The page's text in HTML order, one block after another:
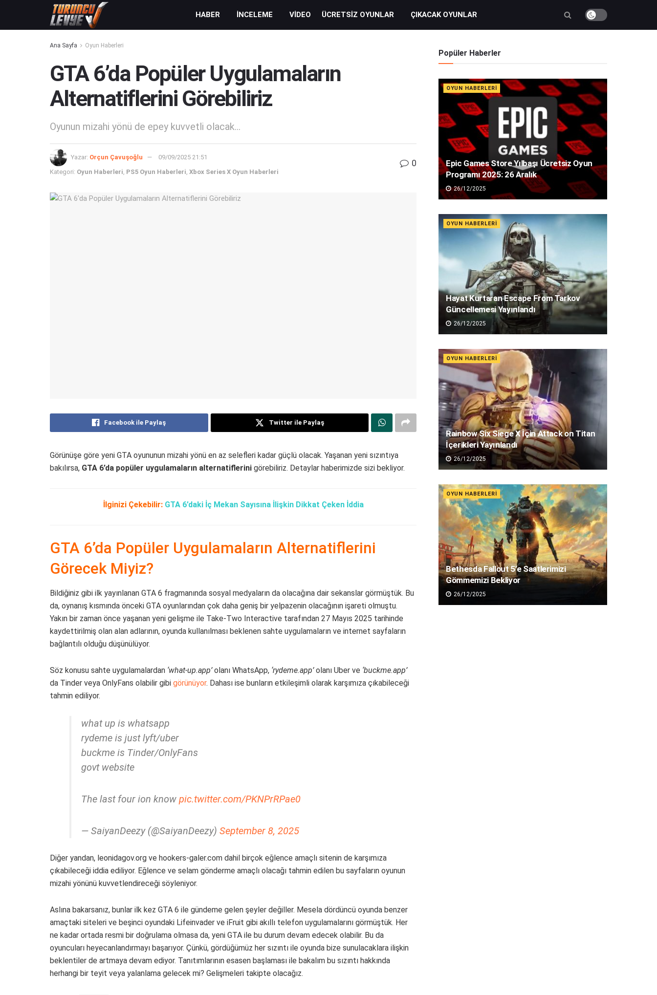
HABER İNCELEME VIDEO ÜCRETSIZ OYUNLAR ÇIKACAK OYUNLAR
Ana Sayfa Oyun Haberleri
GTA 6’da Popüler Uygulamaların
Alternatiflerini Görebiliriz
Oyunun mizahi yönü de epey kuvvetli olacak...
Yazar: Orçun Çavuşoğlu 09/09/2025 21:51
Kategori: Oyun Haberleri, PS5 Oyun Haberleri, Xbox Series X Oyun Haberleri
0
Facebook ile Paylaş Twitter ile Paylaş
Görünüşe göre yeni GTA oyununun mizahi yönü en az selefleri kadar güçlü olacak. Yaşanan yeni sızıntıya
bakılırsa, GTA 6’da popüler uygulamaların alternatiflerini görebiliriz. Detaylar haberimizde sizi bekliyor.
İlginizi Çekebilir: GTA 6’daki İç Mekan Sayısına İlişkin Dikkat Çeken İddia
GTA 6’da Popüler Uygulamaların Alternatiflerini
Görecek Miyiz?
Bildiğiniz gibi ilk yayınlanan GTA 6 fragmanında sosyal medyaların da olacağına dair sekanslar görmüştük. Bu
da, oynanış kısmında önceki GTA oyunlarından çok daha geniş bir yelpazenin olacağının işareti olmuştu.
Yakın bir zaman önce yaşanan yeni gelişme ile Take-Two Interactive tarafından 27 Mayıs 2025 tarihinde
kaydettirilmiş olan alan adlarının, oyunda kullanılması beklenen sahte uygulamaların ve internet sayfaların
bağlantılı olduğu düşünülüyor.
Söz konusu sahte uygulamalardan ‘what-up.app’olanı WhatsApp, ‘rydeme.app’olanı Uber ve ‘buckme.app’
da Tinder veya OnlyFans olabilir gibi görünüyor. Dahası ise bunların etkileşimli olarak karşımıza çıkabileceği
tahmin ediliyor.
what up is whatsapp
rydeme is just lyft/uber
buckme is Tinder/OnlyFans
govt website
The last four ion know pic.twitter.com/PKNPrRPae0
— SaiyanDeezy (@SaiyanDeezy) September 8, 2025
Diğer yandan, leonidagov.org ve hookers-galer.com dahil birçok eğlence amaçlı sitenin de karşımıza
çıkabileceği iddia ediliyor. Eğlence ve selam gönderme amaçlı olacağı tahmin edilen bu sayfaların oyunun
mizahi yönünü kuvvetlendireceği söyleniyor.
Aslına bakarsanız, bunlar ilk kez GTA 6 ile gündeme gelen şeyler değiller. Mesela dördüncü oyunda benzer
amaçtaki siteleri ve beşinci oyundaki Lifeinvader ve iFruit gibi akıllı telefon uygulamalarını görmüştük. Her
ne kadar ortada resmi bir doğrulama olmasa da, yeni GTA ile bu durum devam edecek olabilir. Bu da
oyuncuları heyecanlandırmayı başarıyor. Çünkü, gördüğümüz her sızıntı ile oyunda bize sunulacaklara ilişkin
beklentiler de artmaya devam ediyor. Tanıtımlarının esasen başlaması ile bakalım bu sızıntı hakkında
herhangi bir teyit veya yalanlama gelecek mi? Gelişmeleri takipte olacağız.
Popüler Haberler
OYUN HABERLERI
Epic Games Store Yılbaşı Ücretsiz Oyun
Programı 2025: 26 Aralık
26/12/2025
OYUN HABERLERI
Hayat Kurtaran Escape From Tarkov
Güncellemesi Yayınlandı
26/12/2025
OYUN HABERLERI
Rainbow Six Siege X İçin Attack on Titan
İçerikleri Yayınlandı
26/12/2025
OYUN HABERLERI
Bethesda Fallout 5’e Saatlerimizi
Gömmemizi Bekliyor
26/12/2025